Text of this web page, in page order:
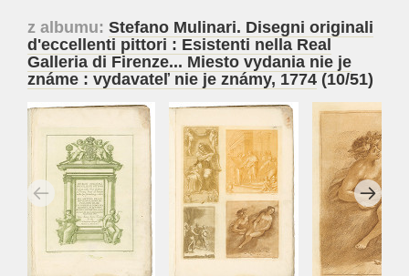
z albumu: Stefano Mulinari. Disegni originali
d'eccellenti pittori : Esistenti nella Real
Galleria di Firenze... Miesto vydania nie je
známe : vydavateľ nie je známy, 1774 (10/51)